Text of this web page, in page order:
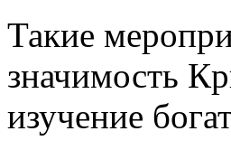
Такие
значимость
изучение